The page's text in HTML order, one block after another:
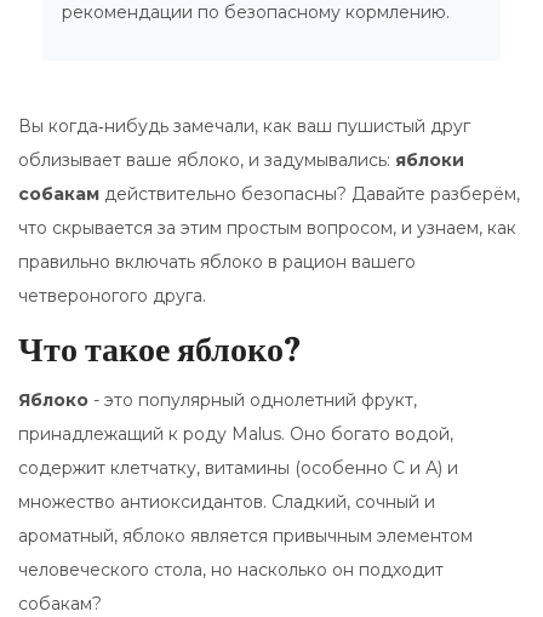
рекомендации по безопасному кормлению.
Вы когда‑нибудь замечали, как ваш пушистый друг
облизывает ваше яблоко, и задумывались: яблоки
собакам действительно безопасны? Давайте разберём,
что скрывается за этим простым вопросом, и узнаем, как
правильно включать яблоко в рацион вашего
четвероногого друга.
Что такое яблоко?
Яблоко - это популярный однолетний фрукт,
принадлежащий к роду Malus. Оно богато водой,
содержит клетчатку, витамины (особенно С и А) и
множество антиоксидантов. Сладкий, сочный и
ароматный, яблоко является привычным элементом
человеческого стола, но насколько он подходит
собакам?